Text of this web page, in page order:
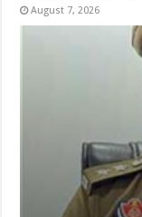
August 7, 2026